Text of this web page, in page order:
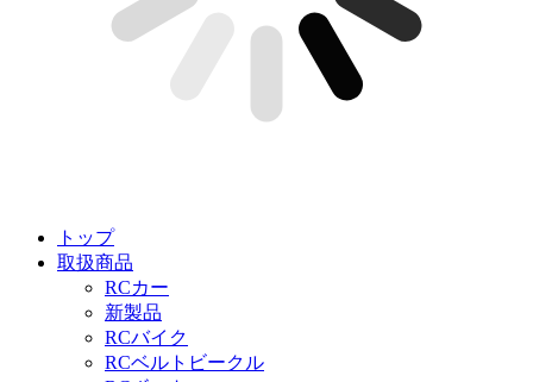
トップ
取扱商品
RCカー
新製品
RCバイク
RCベルトビークル